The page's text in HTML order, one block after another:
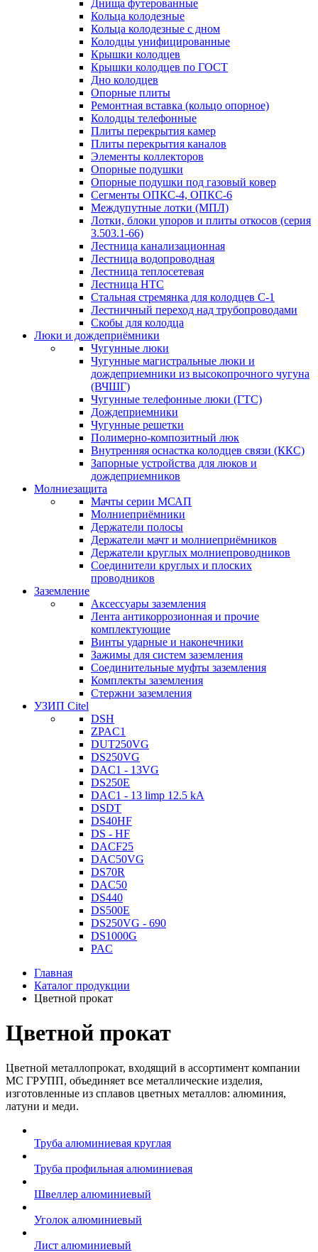
Днища футерованные
Кольца колодезные
Кольца колодезные с дном
Колодцы унифицированные
Крышки колодцев
Крышки колодцев по ГОСТ
Дно колодцев
Опорные плиты
Ремонтная вставка (кольцо опорное)
Колодцы телефонные
Плиты перекрытия камер
Плиты перекрытия каналов
Элементы коллекторов
Опорные подушки
Опорные подушки под газовый ковер
Сегменты ОПКС-4, ОПКС-6
Междупутные лотки (МПЛ)
Лотки, блоки упоров и плиты откосов (серия
3.503.1-66)
Лестница канализационная
Лестница водопроводная
Лестница теплосетевая
Лестница НТС
Стальная стремянка для колодцев С-1
Лестничный переход над трубопроводами
Скобы для колодца
Люки и дождеприёмники
Чугунные люки
Чугунные магистральные люки и
дождеприемники из высокопрочного чугуна
(ВЧШГ)
Чугунные телефонные люки (ГТС)
Дождеприемники
Чугунные решетки
Полимерно-композитный люк
Внутренняя оснастка колодцев связи (ККС)
Запорные устройства для люков и
дождеприемников
Молниезащита
Мачты серии МСАП
Молниеприёмники
Держатели полосы
Держатели мачт и молниеприёмников
Держатели круглых молниепроводников
Cоединители круглых и плоских
проводников
Заземление
Аксессуары заземления
Лента антикоррозионная и прочие
комплектующие
Винты ударные и наконечники
Зажимы для систем заземления
Соединительные муфты заземления
Комплекты заземления
Стержни заземления
УЗИП Citel
DSH
ZPAC1
DUT250VG
DS250VG
DAC1 - 13VG
DS250E
DAC1 - 13 limp 12.5 kA
DSDT
DS40HF
DS - HF
DACF25
DAC50VG
DS70R
DAC50
DS440
DS500E
DS250VG - 690
DS1000G
PAC
Главная
Каталог продукции
Цветной прокат
Цветной прокат
Цветной металлопрокат, входящий в ассортимент компании
МС ГРУПП, объединяет все металлические изделия,
изготовленные из сплавов цветных металлов: алюминия,
латуни и меди.
Труба алюминиевая круглая
Труба профильная алюминиевая
Швеллер алюминиевый
Уголок алюминиевый
Лист алюминиевый